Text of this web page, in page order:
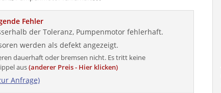
Fehler
der Toleranz, Pumpenmotor fehlerhaft.
werden als defekt angezeigt.
dauerhaft oder bremsen nicht. Es tritt keine
aus(anderer Preis - Hier klicken)
Anfrage)